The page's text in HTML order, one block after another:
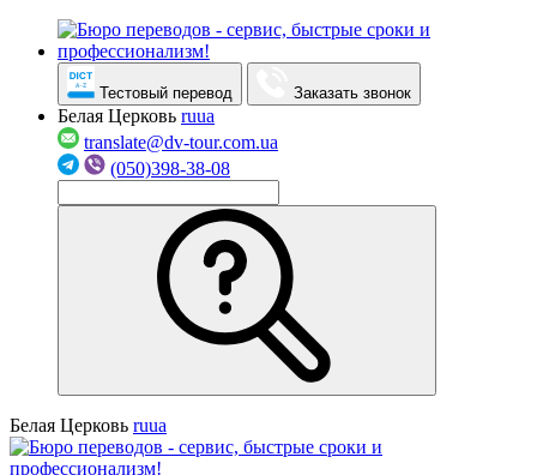
Тестовый перевод Заказать звонок
Белая Церковь ruua
translate@dv-tour.com.ua
(050)398-38-08
Белая Церковь ruua